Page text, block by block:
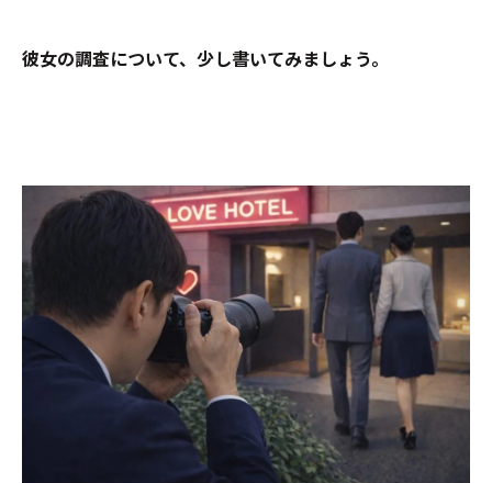
彼女の調査について、少し書いてみましょう。